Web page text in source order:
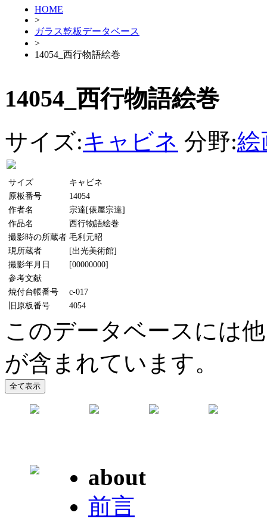
HOME
>
ガラス乾板データベース
>
14054_西行物語絵巻
14054_西行物語絵巻
サイズ:キャビネ 分野:絵
サイズ
キャビネ
原板番号
14054
作者名
宗達[俵屋宗達]
作品名
西行物語絵巻
撮影時の所蔵者 毛利元昭
現所蔵者
[出光美術館]
撮影年月日
[00000000]
参考文献
焼付台帳番号
c-017
旧原板番号
4054
このデータベースには
が含まれています。
about
前言